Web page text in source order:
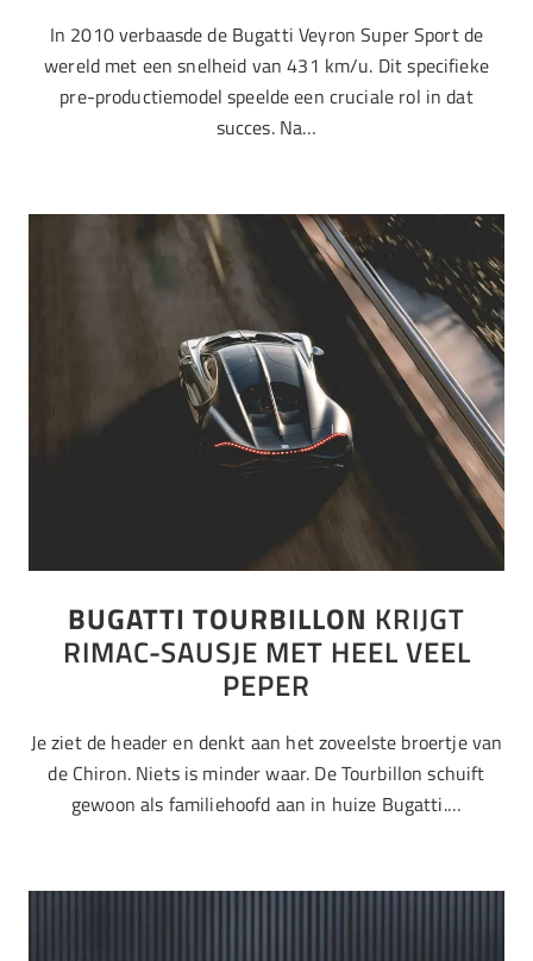
In 2010 verbaasde de Bugatti Veyron Super Sport de
wereld met een snelheid van 431 km/u. Dit specifieke
pre-productiemodel speelde een cruciale rol in dat
succes. Na…
BUGATTI TOURBILLON KRIJGT
RIMAC-SAUSJE MET HEEL VEEL
PEPER
Je ziet de header en denkt aan het zoveelste broertje van
de Chiron. Niets is minder waar. De Tourbillon schuift
gewoon als familiehoofd aan in huize Bugatti.…